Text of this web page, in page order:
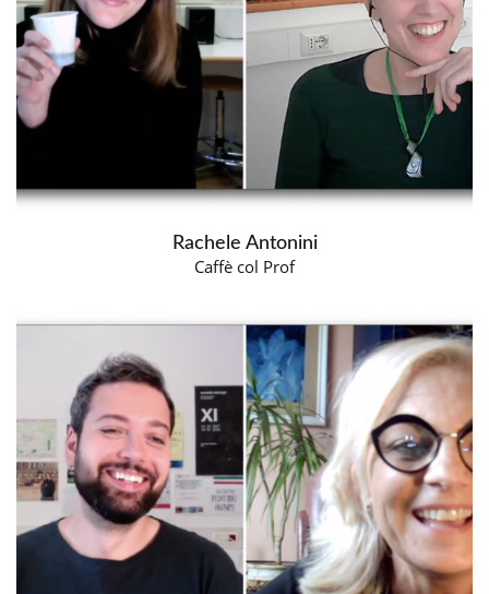
Rachele Antonini
Caffè col Prof